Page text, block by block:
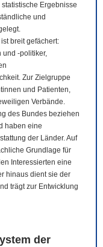
Ergebnisse
und
breit gefächert:
und -politiker,
Zur Zielgruppe
und Patienten,
Verbände.
des Bundes beziehen
haben eine
der Länder. Auf
Grundlage für
Interessierten eine
hinaus dient sie der
trägt zur Entwicklung
der